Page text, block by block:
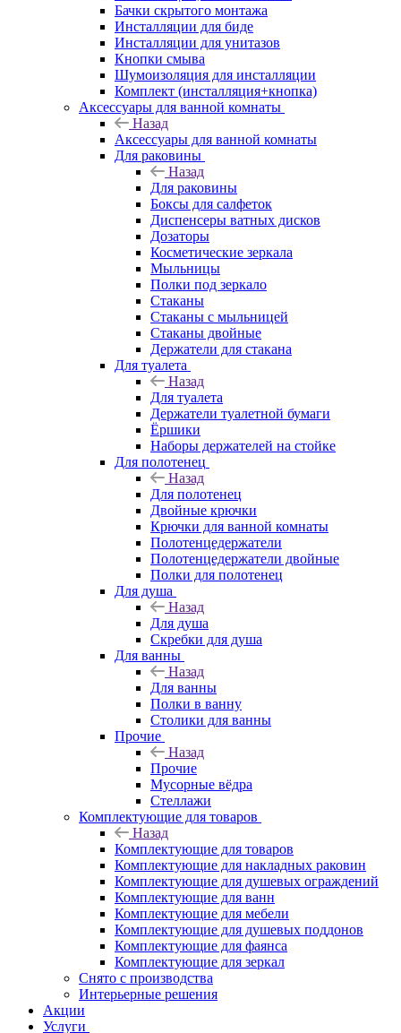
Бачки скрытого монтажа
Инсталляции для биде
Инсталляции для унитазов
Кнопки смыва
Шумоизоляция для инсталляции
Комплект (инсталляция+кнопка)
Аксессуары для ванной комнаты
Назад
Аксессуары для ванной комнаты
Для раковины
Назад
Для раковины
Боксы для салфеток
Диспенсеры ватных дисков
Дозаторы
Косметические зеркала
Мыльницы
Полки под зеркало
Стаканы
Стаканы с мыльницей
Стаканы двойные
Держатели для стакана
Для туалета
Назад
Для туалета
Держатели туалетной бумаги
Ёршики
Наборы держателей на стойке
Для полотенец
Назад
Для полотенец
Двойные крючки
Крючки для ванной комнаты
Полотенцедержатели
Полотенцедержатели двойные
Полки для полотенец
Для душа
Назад
Для душа
Скребки для душа
Для ванны
Назад
Для ванны
Полки в ванну
Столики для ванны
Прочие
Назад
Прочие
Мусорные вёдра
Стеллажи
Комплектующие для товаров
Назад
Комплектующие для товаров
Комплектующие для накладных раковин
Комплектующие для душевых ограждений
Комплектующие для ванн
Комплектующие для мебели
Комплектующие для душевых поддонов
Комплектующие для фаянса
Комплектующие для зеркал
Снято с производства
Интерьерные решения
Акции
Услуги